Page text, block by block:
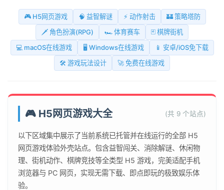
🎮 H5网页游戏 🧠 益智解谜 ⚡ 动作射击
🏰 策略塔防
🗡️ 角色扮演(RPG)
🏎️ 体育赛车
🃏 棋牌街机
💻 macOS在线游戏
🖥️ Windows在线游戏
📱 安卓/iOS免下载
🛠️ 游戏玩法设计
🚀 免费在线游戏
🎮 H5网页游戏大全 (共 9 个站点)
以下区域集中展示了当前系统已托管并在线运行的全部 H5
网页游戏体验外壳站点。包含益智闯关、消除解谜、休闲物
理、街机动作、棋牌竞技等全类型 H5 游戏，完美适配手机
浏览器与 PC 网页，实现无需下载、即点即玩的极致娱乐体
验。